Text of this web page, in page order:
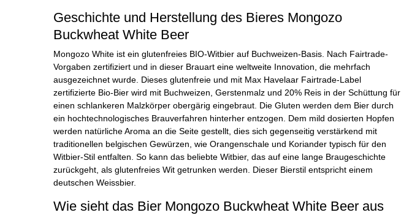
Geschichte und Herstellung des Bieres Mongozo
Buckwheat White Beer
Mongozo White ist ein glutenfreies BIO-Witbier auf Buchweizen-Basis. Nach Fairtrade-
Vorgaben zertifiziert und in dieser Brauart eine weltweite Innovation, die mehrfach
ausgezeichnet wurde. Dieses glutenfreie und mit Max Havelaar Fairtrade-Label
zertifizierte Bio-Bier wird mit Buchweizen, Gerstenmalz und 20% Reis in der Schüttung für
einen schlankeren Malzkörper obergärig eingebraut. Die Gluten werden dem Bier durch
ein hochtechnologisches Brauverfahren hinterher entzogen. Dem mild dosierten Hopfen
werden natürliche Aroma an die Seite gestellt, dies sich gegenseitig verstärkend mit
traditionellen belgischen Gewürzen, wie Orangenschale und Koriander typisch für den
Witbier-Stil entfalten. So kann das beliebte Witbier, das auf eine lange Braugeschichte
zurückgeht, als glutenfreies Wit getrunken werden. Dieser Bierstil entspricht einem
deutschen Weissbier.
Wie sieht das Bier Mongozo Buckwheat White Beer aus